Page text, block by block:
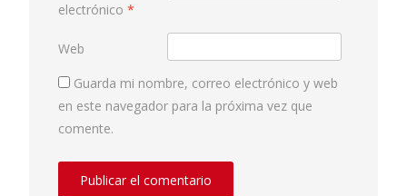
electrónico *
Web
Guarda mi nombre, correo electrónico y web
en este navegador para la próxima vez que
comente.